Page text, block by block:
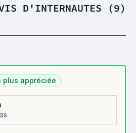
D'INTERNAUTES (9)
plus appréciée